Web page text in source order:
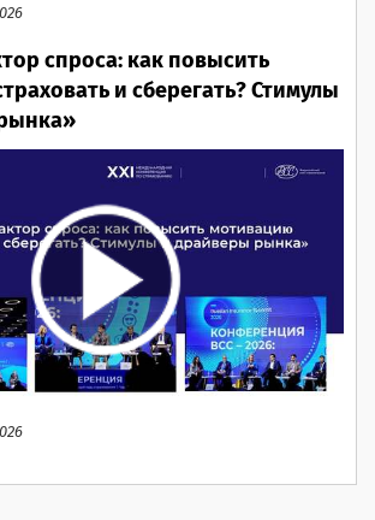
спроса: как повысить
и сберегать? Стимулы